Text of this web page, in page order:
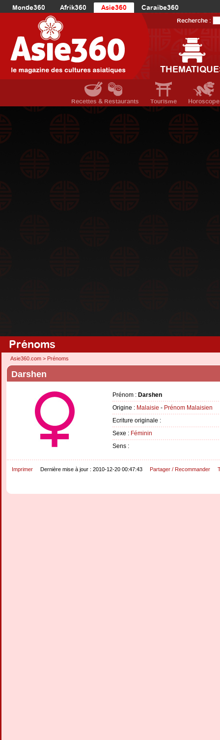
Monde360 Afrik360 Asie360
Caraibe360
Europe360
AmériqueDuNord360
Océanie360
Recherche :
Recettes & Restaurants Tourisme Horoscope
Prénoms
Asie360.com > Prénoms
Darshen
Prénom : Darshen
Origine : Malaisie - Prénom Malaisien
Ecriture originale :
Sexe : Féminin
Sens :
Imprimer Dernière mise à jour : 2010-12-20 00:47:43 Partager / Recommander